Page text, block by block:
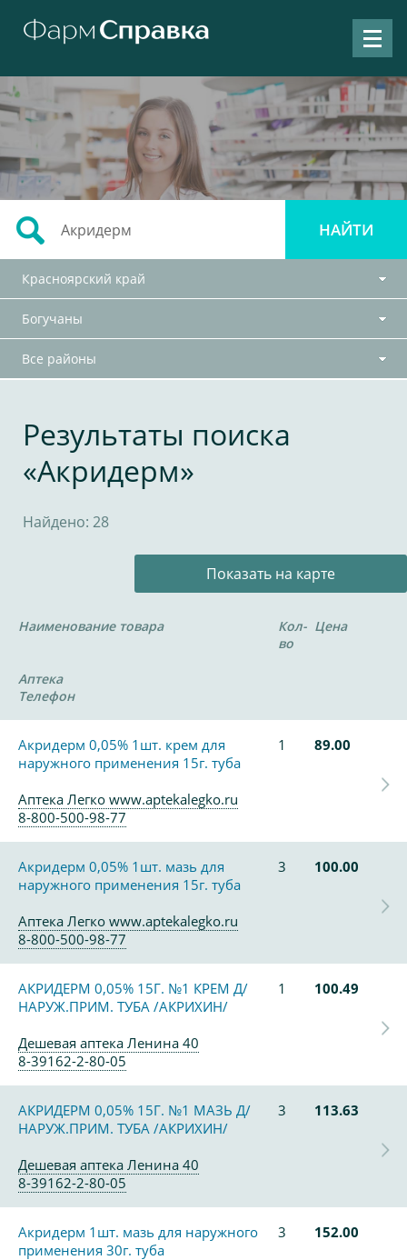
Красноярский край
Богучаны
Все районы
Результаты поиска
«Акридерм»
Найдено: 28
Показать на карте
Наименование товара
Кол-
во
Цена
Аптека
Телефон
Акридерм 0,05% 1шт. крем для
наружного применения 15г. туба
1 89.00
Аптека Легко www.aptekalegko.ru
8-800-500-98-77
Акридерм 0,05% 1шт. мазь для
наружного применения 15г. туба
3 100.00
Аптека Легко www.aptekalegko.ru
8-800-500-98-77
АКРИДЕРМ 0,05% 15Г. №1 КРЕМ Д/
НАРУЖ.ПРИМ. ТУБА /АКРИХИН/
1 100.49
Дешевая аптека Ленина 40
8-39162-2-80-05
АКРИДЕРМ 0,05% 15Г. №1 МАЗЬ Д/
НАРУЖ.ПРИМ. ТУБА /АКРИХИН/
3 113.63
Дешевая аптека Ленина 40
8-39162-2-80-05
Акридерм 1шт. мазь для наружного
применения 30г. туба
3 152.00